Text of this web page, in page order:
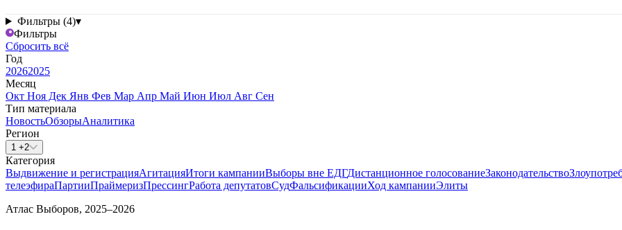
Фильтры (4)▾
Фильтры
Сбросить всё
Год
20262025
Месяц
Окт Ноя Дек Янв Фев Мар Апр Май Июн Июл Авг Сен
Тип материала
НовостьОбзорыАналитика
Регион
1 +2
Категория
Выдвижение и регистрацияАгитацияИтоги кампанииВыборы вне ЕДГДистанционное голосованиеЗаконодательство
телеэфираПартииПраймеризПрессингРабота депутатовСудФальсификацииХод кампанииЭлиты
Атлас Выборов, 2025–2026